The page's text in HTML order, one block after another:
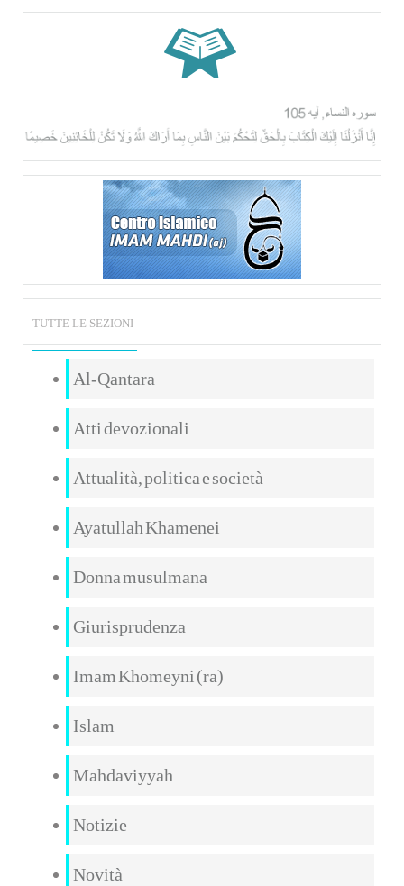
TUTTE LE SEZIONI
Al-Qantara
Atti devozionali
Attualità, politica e società
Ayatullah Khamenei
Donna musulmana
Giurisprudenza
Imam Khomeyni (ra)
Islam
Mahdaviyyah
Notizie
Novità